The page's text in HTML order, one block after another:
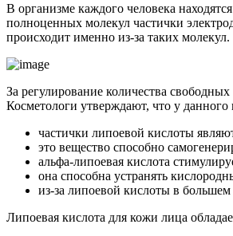
В организме каждого человека
полноценных молекул частички
происходит именно из-за таких
За регулирование количества
Косметологи утверждают, что у данного
частички липоевой кислоты
это вещество способно
альфа-липоевая кислота
она способна устранять
из-за липоевой кислоты в
Липоевая кислота для кожи лица